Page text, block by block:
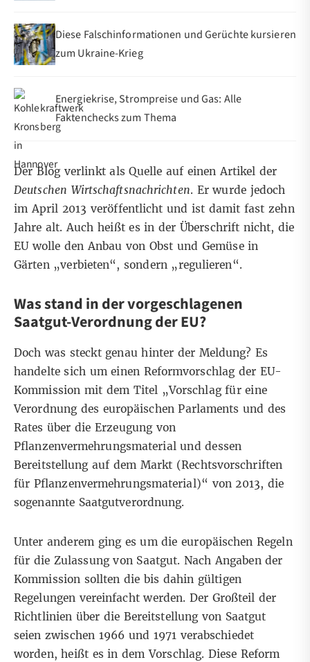
Diese Falschinformationen und Gerüchte kursieren
zum Ukraine-Krieg
Energiekrise, Strompreise und Gas: Alle
Faktenchecks zum Thema
Der Blog verlinkt als Quelle auf einen Artikel der
Deutschen Wirtschaftsnachrichten. Er wurde jedoch
im April 2013 veröffentlicht und ist damit fast zehn
Jahre alt. Auch heißt es in der Überschrift nicht, die
EU wolle den Anbau von Obst und Gemüse in
Gärten „verbieten“, sondern „regulieren“.
Was stand in der vorgeschlagenen
Saatgut-Verordnung der EU?
Doch was steckt genau hinter der Meldung? Es
handelte sich um einen Reformvorschlag der EU-
Kommission mit dem Titel „Vorschlag für eine
Verordnung des europäischen Parlaments und des
Rates über die Erzeugung von
Pflanzenvermehrungsmaterial und dessen
Bereitstellung auf dem Markt (Rechtsvorschriften
für Pflanzenvermehrungsmaterial)“ von 2013, die
sogenannte Saatgutverordnung.
Unter anderem ging es um die europäischen Regeln
für die Zulassung von Saatgut. Nach Angaben der
Kommission sollten die bis dahin gültigen
Regelungen vereinfacht werden. Der Großteil der
Richtlinien über die Bereitstellung von Saatgut
seien zwischen 1966 und 1971 verabschiedet
worden, heißt es in dem Vorschlag. Diese Reform